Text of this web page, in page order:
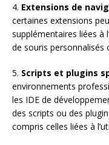
4. Extensions de
certaines extensions
supplémentaires liées à
de souris personnalisés
5. Scripts et plugins
environnements
les IDE de
des scripts ou des
compris celles liées à